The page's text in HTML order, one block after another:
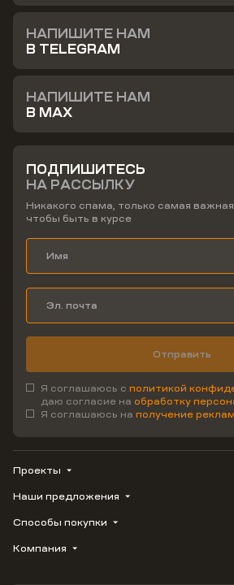
НАПИШИТЕ НАМ
В TELEGRAM
НАПИШИТЕ НАМ
В MAX
ПОДПИШИТЕСЬ
НА РАССЫЛКУ
Никакого спама, только самая
чтобы быть в курсе
Отправить
Я соглашаюсь с политикой
даю согласие на обработку
Я соглашаюсь на получение
Проекты
ВЕРН
1799
Наши предложения
Купить квартиру
Студию
Способы покупки
Трейд-ин
Компания